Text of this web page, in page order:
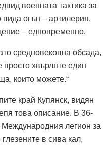
военната тактика за
вида огън – артилерия,
– едновременно.
средновековна обсада,
просто хвърляте един
които можете.“
край Купянск, видян
това описание. В 36-
легион за
в сива кал,